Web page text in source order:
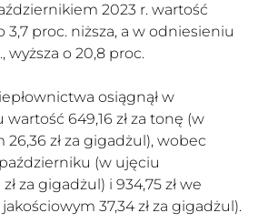
2023 r. wartość
3,7 proc. niższa, a w odniesieniu
wyższa o 20,8 proc.
osiągnął w
649,16 zł za tonę (w
zł za gigadżul), wobec
październiku (w ujęciu
za gigadżul) i 934,75 zł we
37,34 zł za gigadżul).